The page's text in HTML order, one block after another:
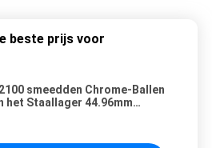
beste prijs voor
smeedden Chrome-Ballen
het Staallager 44.96mm